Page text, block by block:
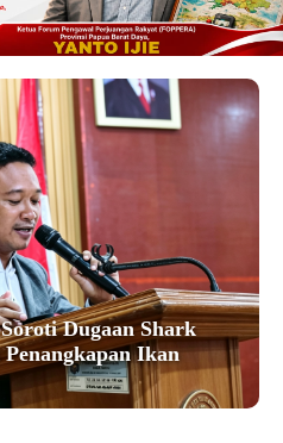
Dugaan Shark
Ikan